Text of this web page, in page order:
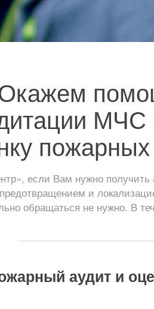
пожарных
если Вам нужно
и
обращаться не нужно. В
аудит и